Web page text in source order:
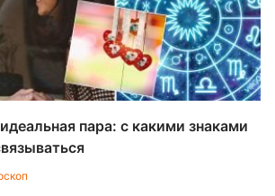
пара: с какими знаками